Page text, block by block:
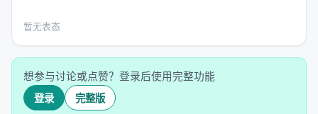
方法 / 系统架构
方法上，工作通常遵循「问题形式化 → 模型/系统设计
→ 训练或构建流程 → 推理管线」四步。 1.输入与表
示：将查询、文档、用户上下文编码为稠密或稀疏表
示，或构造结构化提示； 2.
暂无表态
想参与讨论或点赞？登录后使用完整功能
登录 完整版